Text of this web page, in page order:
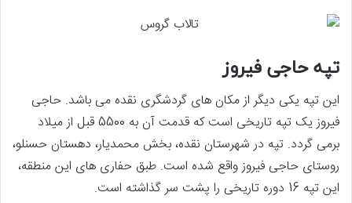
تپه حاجی فیروز
این تپه یکی دیگر از مکان های گردشگری نقده می باشد. حاجی
فیروز یک تپه تاریخی است که قدمت آن به 5500 قبل از میلاد
برمی گردد. تپه در شهرستان نقده، بخش محمدیار، دهستان حسنلو،
روستای حاجی فیروز واقع شده است. طبق حفاری های این منطقه،
این تپه 16 دوره تاریخی را پشت سر گذاشته است.